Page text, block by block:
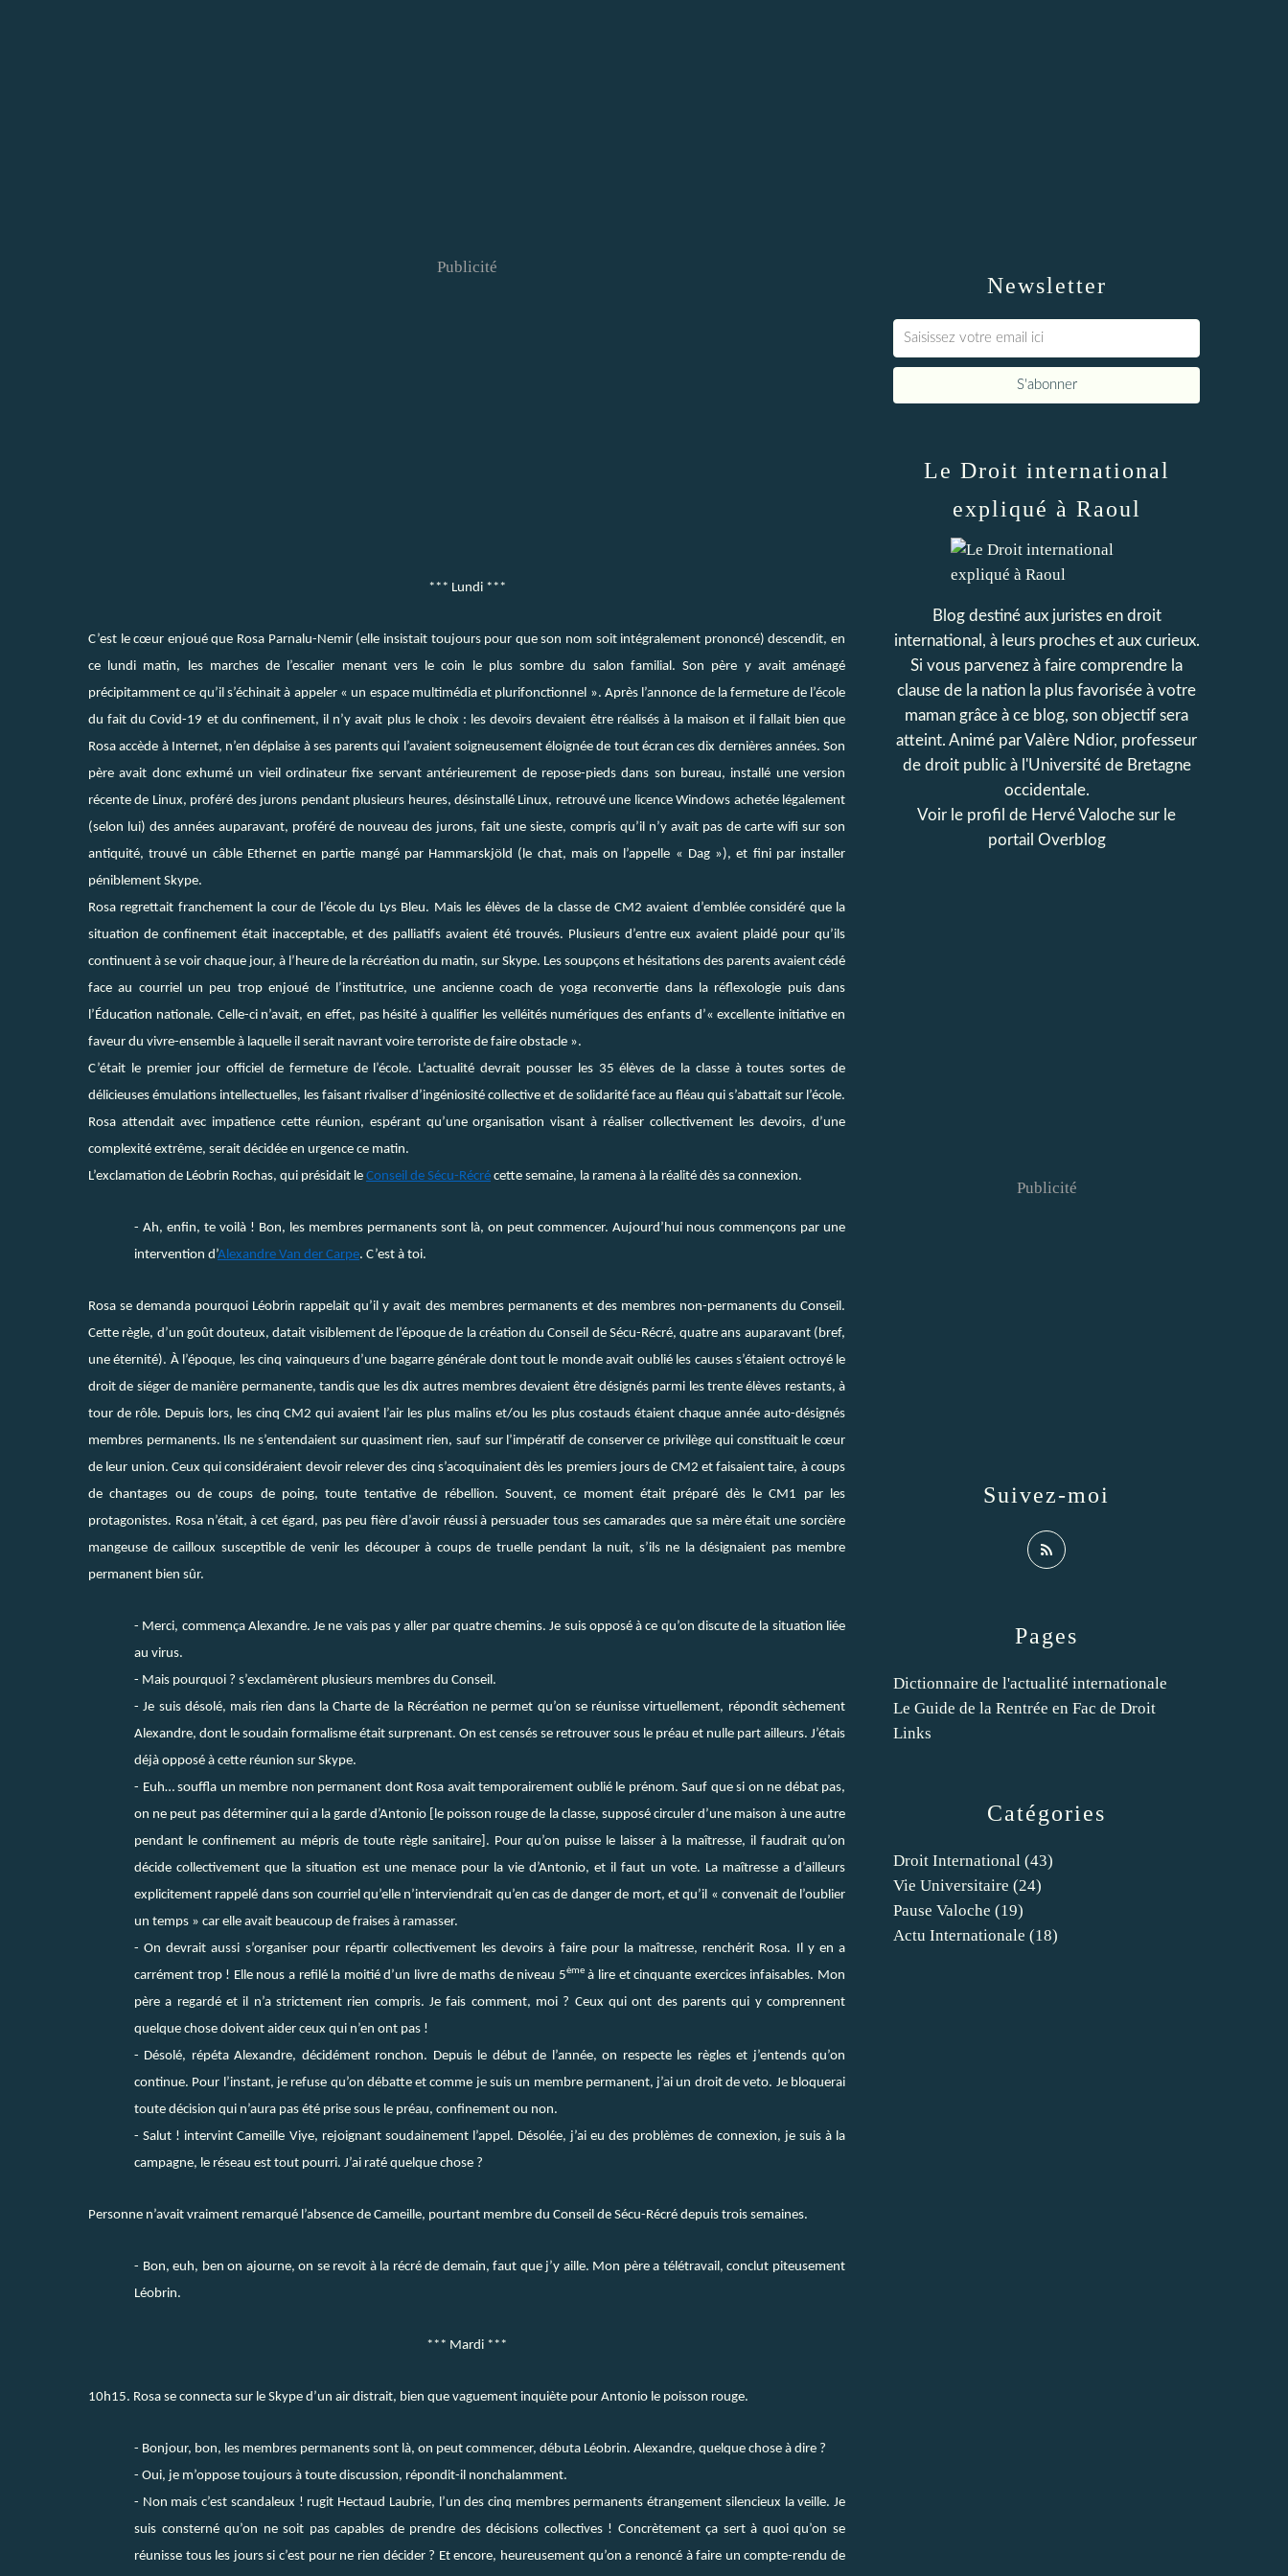
Publicité
*** Lundi ***
C’est le cœur enjoué que Rosa Parnalu-Nemir (elle insistait toujours pour que son nom soit intégralement prononcé) descendit, en
ce lundi matin, les marches de l’escalier menant vers le coin le plus sombre du salon familial. Son père y avait aménagé
précipitamment ce qu’il s’échinait à appeler « un espace multimédia et plurifonctionnel ». Après l’annonce de la fermeture de l’école
du fait du Covid-19 et du confinement, il n’y avait plus le choix : les devoirs devaient être réalisés à la maison et il fallait bien que
Rosa accède à Internet, n’en déplaise à ses parents qui l’avaient soigneusement éloignée de tout écran ces dix dernières années. Son
père avait donc exhumé un vieil ordinateur fixe servant antérieurement de repose-pieds dans son bureau, installé une version
récente de Linux, proféré des jurons pendant plusieurs heures, désinstallé Linux, retrouvé une licence Windows achetée légalement
(selon lui) des années auparavant, proféré de nouveau des jurons, fait une sieste, compris qu’il n’y avait pas de carte wifi sur son
antiquité, trouvé un câble Ethernet en partie mangé par Hammarskjöld (le chat, mais on l’appelle « Dag »), et fini par installer
péniblement Skype.
Rosa regrettait franchement la cour de l’école du Lys Bleu. Mais les élèves de la classe de CM2 avaient d’emblée considéré que la
situation de confinement était inacceptable, et des palliatifs avaient été trouvés. Plusieurs d’entre eux avaient plaidé pour qu’ils
continuent à se voir chaque jour, à l’heure de la récréation du matin, sur Skype. Les soupçons et hésitations des parents avaient cédé
face au courriel un peu trop enjoué de l’institutrice, une ancienne coach de yoga reconvertie dans la réflexologie puis dans
l’Éducation nationale. Celle-ci n’avait, en effet, pas hésité à qualifier les velléités numériques des enfants d’« excellente initiative en
faveur du vivre-ensemble à laquelle il serait navrant voire terroriste de faire obstacle ».
C’était le premier jour officiel de fermeture de l’école. L’actualité devrait pousser les 35 élèves de la classe à toutes sortes de
délicieuses émulations intellectuelles, les faisant rivaliser d’ingéniosité collective et de solidarité face au fléau qui s’abattait sur l’école.
Rosa attendait avec impatience cette réunion, espérant qu’une organisation visant à réaliser collectivement les devoirs, d’une
complexité extrême, serait décidée en urgence ce matin.
L’exclamation de Léobrin Rochas, qui présidait le Conseil de Sécu-Récré cette semaine, la ramena à la réalité dès sa connexion.
- Ah, enfin, te voilà ! Bon, les membres permanents sont là, on peut commencer. Aujourd’hui nous commençons par une
intervention d’Alexandre Van der Carpe. C’est à toi.
Rosa se demanda pourquoi Léobrin rappelait qu’il y avait des membres permanents et des membres non-permanents du Conseil.
Cette règle, d’un goût douteux, datait visiblement de l’époque de la création du Conseil de Sécu-Récré, quatre ans auparavant (bref,
une éternité). À l’époque, les cinq vainqueurs d’une bagarre générale dont tout le monde avait oublié les causes s’étaient octroyé le
droit de siéger de manière permanente, tandis que les dix autres membres devaient être désignés parmi les trente élèves restants, à
tour de rôle. Depuis lors, les cinq CM2 qui avaient l’air les plus malins et/ou les plus costauds étaient chaque année auto-désignés
membres permanents. Ils ne s’entendaient sur quasiment rien, sauf sur l’impératif de conserver ce privilège qui constituait le cœur
de leur union. Ceux qui considéraient devoir relever des cinq s’acoquinaient dès les premiers jours de CM2 et faisaient taire, à coups
de chantages ou de coups de poing, toute tentative de rébellion. Souvent, ce moment était préparé dès le CM1 par les
protagonistes. Rosa n’était, à cet égard, pas peu fière d’avoir réussi à persuader tous ses camarades que sa mère était une sorcière
mangeuse de cailloux susceptible de venir les découper à coups de truelle pendant la nuit, s’ils ne la désignaient pas membre
permanent bien sûr.
- Merci, commença Alexandre. Je ne vais pas y aller par quatre chemins. Je suis opposé à ce qu’on discute de la situation liée
au virus.
- Mais pourquoi ? s’exclamèrent plusieurs membres du Conseil.
- Je suis désolé, mais rien dans la Charte de la Récréation ne permet qu’on se réunisse virtuellement, répondit sèchement
Alexandre, dont le soudain formalisme était surprenant. On est censés se retrouver sous le préau et nulle part ailleurs. J’étais
déjà opposé à cette réunion sur Skype.
- Euh… souffla un membre non permanent dont Rosa avait temporairement oublié le prénom. Sauf que si on ne débat pas,
on ne peut pas déterminer qui a la garde d’Antonio [le poisson rouge de la classe, supposé circuler d’une maison à une autre
pendant le confinement au mépris de toute règle sanitaire]. Pour qu’on puisse le laisser à la maîtresse, il faudrait qu’on
décide collectivement que la situation est une menace pour la vie d’Antonio, et il faut un vote. La maîtresse a d’ailleurs
explicitement rappelé dans son courriel qu’elle n’interviendrait qu’en cas de danger de mort, et qu’il « convenait de l’oublier
un temps » car elle avait beaucoup de fraises à ramasser.
- On devrait aussi s’organiser pour répartir collectivement les devoirs à faire pour la maîtresse, renchérit Rosa. Il y en a
carrément trop ! Elle nous a refilé la moitié d’un livre de maths de niveau 5èmeà lire et cinquante exercices infaisables. Mon
père a regardé et il n’a strictement rien compris. Je fais comment, moi ? Ceux qui ont des parents qui y comprennent
quelque chose doivent aider ceux qui n’en ont pas !
- Désolé, répéta Alexandre, décidément ronchon. Depuis le début de l’année, on respecte les règles et j’entends qu’on
continue. Pour l’instant, je refuse qu’on débatte et comme je suis un membre permanent, j’ai un droit de veto. Je bloquerai
toute décision qui n’aura pas été prise sous le préau, confinement ou non.
- Salut ! intervint Cameille Viye, rejoignant soudainement l’appel. Désolée, j’ai eu des problèmes de connexion, je suis à la
campagne, le réseau est tout pourri. J’ai raté quelque chose ?
Personne n’avait vraiment remarqué l’absence de Cameille, pourtant membre du Conseil de Sécu-Récré depuis trois semaines.
- Bon, euh, ben on ajourne, on se revoit à la récré de demain, faut que j’y aille. Mon père a télétravail, conclut piteusement
Léobrin.
*** Mardi ***
10h15. Rosa se connecta sur le Skype d’un air distrait, bien que vaguement inquiète pour Antonio le poisson rouge.
- Bonjour, bon, les membres permanents sont là, on peut commencer, débuta Léobrin. Alexandre, quelque chose à dire ?
- Oui, je m’oppose toujours à toute discussion, répondit-il nonchalamment.
- Non mais c’est scandaleux ! rugit Hectaud Laubrie, l’un des cinq membres permanents étrangement silencieux la veille. Je
suis consterné qu’on ne soit pas capables de prendre des décisions collectives ! Concrètement ça sert à quoi qu’on se
réunisse tous les jours si c’est pour ne rien décider ? Et encore, heureusement qu’on a renoncé à faire un compte-rendu de
Newsletter
Catégories
Droit International (43)
Vie Universitaire (24)
Pause Valoche (19)
Actu Internationale (18)
Pages
Dictionnaire de l'actualité internationale
Le Guide de la Rentrée en Fac de Droit
Links
Le Droit international
expliqué à Raoul
Blog destiné aux juristes en droit
international, à leurs proches et aux curieux.
Si vous parvenez à faire comprendre la
clause de la nation la plus favorisée à votre
maman grâce à ce blog, son objectif sera
atteint. Animé par Valère Ndior, professeur
de droit public à l'Université de Bretagne
occidentale.
Voir le profil de Hervé Valoche sur le
portail Overblog
Suivez-moi
Publicité